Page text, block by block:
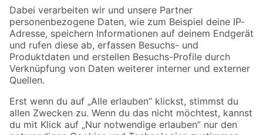
Zahlungsarten Versandarten
Sicher einkaufen
Jetzt die toom-App herunterladen